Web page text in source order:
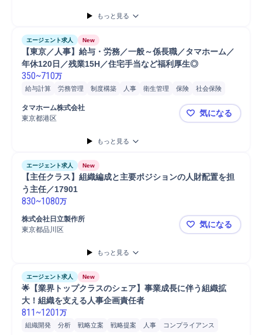
もっと見る
エージェント求人 New
【東京／人事】給与・労務／一般～係長職／タマホーム／
年休120日／残業15H／住宅手当など福利厚生◎
350~710万
給与計算 労務管理 制度構築 人事 衛生管理 保険
社会保険
人事管理システム
労務トラブル対応
企画立案
社会保険手続
グローバル人事制度企画/改定
トラブル対応
Microsoft Excel
タマホーム株式会社
東京都港区
【東京／人
気になる
もっと見る
エージェント求人 New
【主任クラス】組織編成と主要ポジションの人財配置を担
う主任／17901
830~1080万
株式会社日立製作所
東京都品川区
【主任クラ
気になる
もっと見る
エージェント求人 New
🌟【業界トップクラスのシェア】事業成長に伴う組織拡
大！組織を支える人事企画責任者
811 ~1201 万
組織開発 分析 戦略立案 戦略提案 人事
コンプライアンス